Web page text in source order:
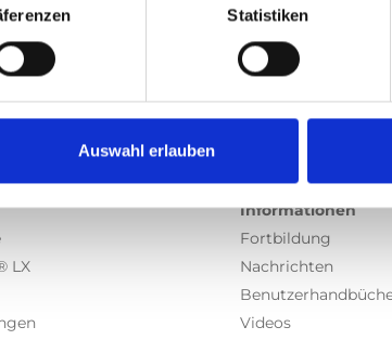
Statistiken
Auswahl erlauben
LX
Informationen
Fortbildung
Nachrichten
Videos